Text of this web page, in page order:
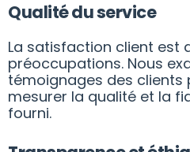
Qualité du service
La satisfaction client est
préoccupations. Nous
témoignages des clients
mesurer la qualité et la
fourni.